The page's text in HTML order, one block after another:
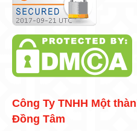
Công Ty TNHH Một
Đồng Tâm